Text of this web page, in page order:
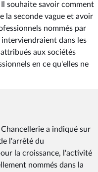
souhaite savoir comment
la seconde vague et avoir
nommés par
dans les
aux sociétés
en ce qu'elles ne
a indiqué sur
l'arrêté du
la croissance, l'activité
nommés dans la